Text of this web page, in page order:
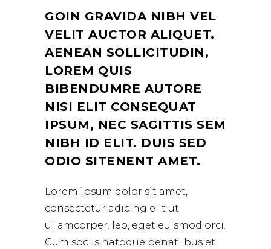
GOIN GRAVIDA NIBH VEL
VELIT AUCTOR ALIQUET.
AENEAN SOLLICITUDIN,
LOREM QUIS
BIBENDUMRE AUTORE
NISI ELIT CONSEQUAT
IPSUM, NEC SAGITTIS SEM
NIBH ID ELIT. DUIS SED
ODIO SITENENT AMET.
Lorem ipsum dolor sit amet,
consectetur adicing elit ut
ullamcorper. leo, eget euismod orci.
Cum sociis natoque penati bus et